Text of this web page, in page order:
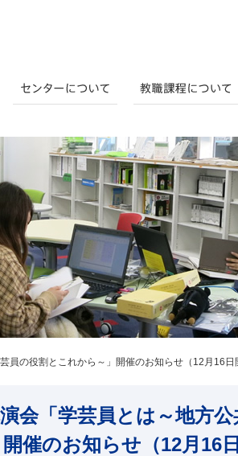
員の役割とこれから～」開催のお知らせ（12月16日
会「学芸員とは～地方
催のお知らせ（12月16日